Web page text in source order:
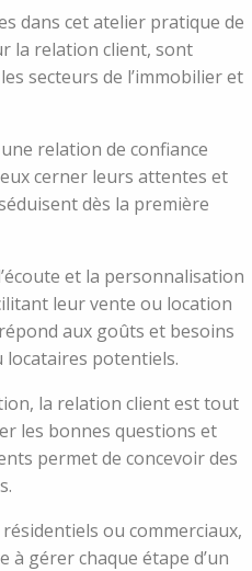
dans cet atelier pratique de
la relation client, sont
secteurs de l’immobilier et
relation de confiance
cerner leurs attentes et
dès la première
et la personnalisation
leur vente ou location
aux goûts et besoins
locataires potentiels.
la relation client est tout
les bonnes questions et
permet de concevoir des
ou commerciaux,
gérer chaque étape d’un